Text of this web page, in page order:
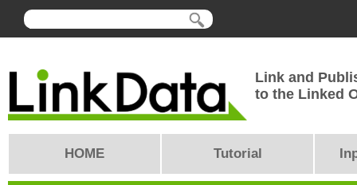
Link and
to the Linked
HOME Tutorial